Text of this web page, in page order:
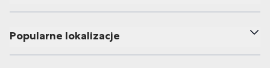
Popularne lokalizacje